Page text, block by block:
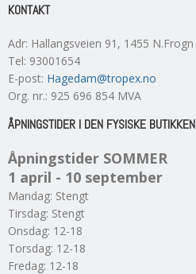
KONTAKT
Adr: Hallangsveien 91 , 1455 N.Frogn
Tel: 93001654
E-post: Hagedam@tropex.no
Org. nr.: 925 696 854 MVA
ÅPNINGSTIDER I DEN FYSISKE BUTIKKEN
Åpningstider SOMMER
1 april - 10 september
Mandag: Stengt
Tirsdag: Stengt
Onsdag: 12-18
Torsdag: 12-18
Fredag: 12-18